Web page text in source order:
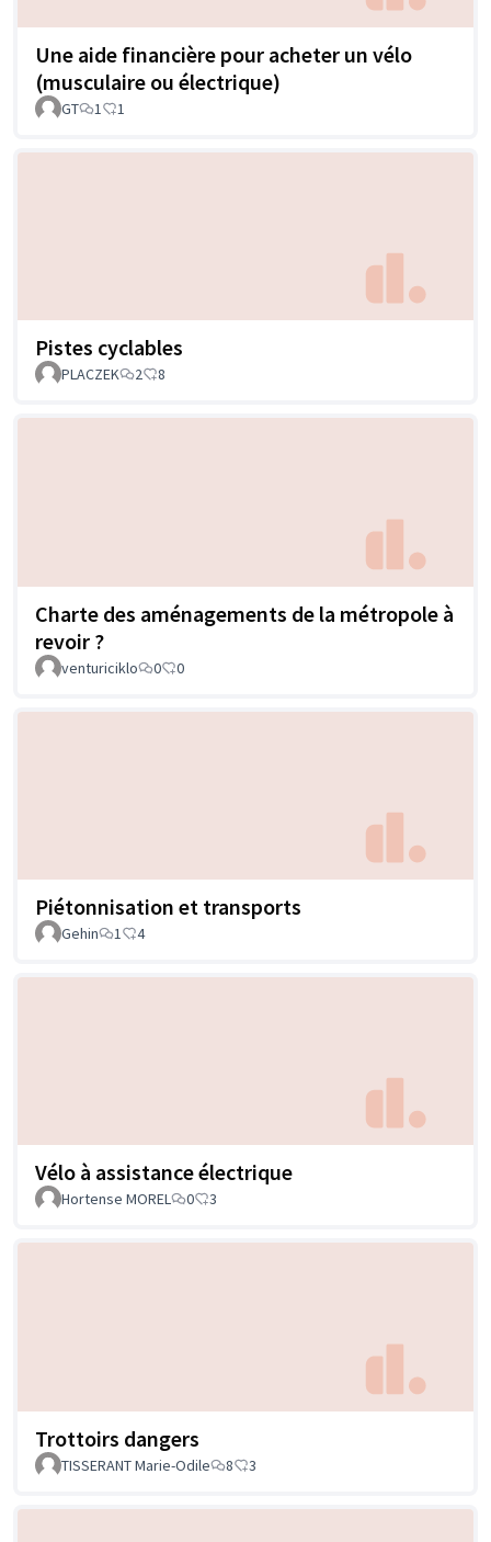
Une aide financière pour acheter un vélo
(musculaire ou électrique)
GT 1 1
Pistes cyclables
PLACZEK 2 8
Charte des aménagements de la métropole à
revoir ?
venturiciklo 0 0
Piétonnisation et transports
Gehin 1 4
Vélo à assistance électrique
Hortense MOREL 0 3
Trottoirs dangers
TISSERANT Marie-Odile 8 3